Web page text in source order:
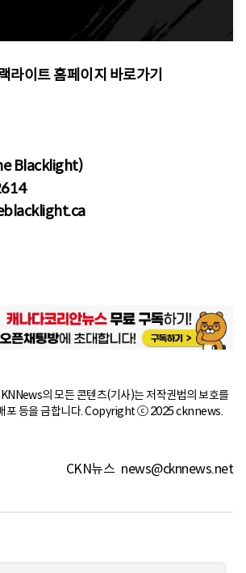
라이트 홈페이지 바로가기
Blacklight)
의 모든 콘텐츠(기사)는 저작권법의 보호를
포 등을 금합니다. Copyright ⓒ 2025 cknnews.
CKN뉴스 news@cknnews.net